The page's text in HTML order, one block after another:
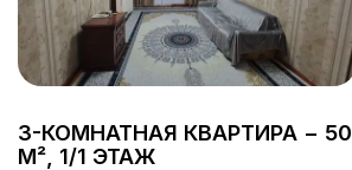
3-КОМНАТНАЯ КВАРТИРА − 50
М², 1/1 ЭТАЖ